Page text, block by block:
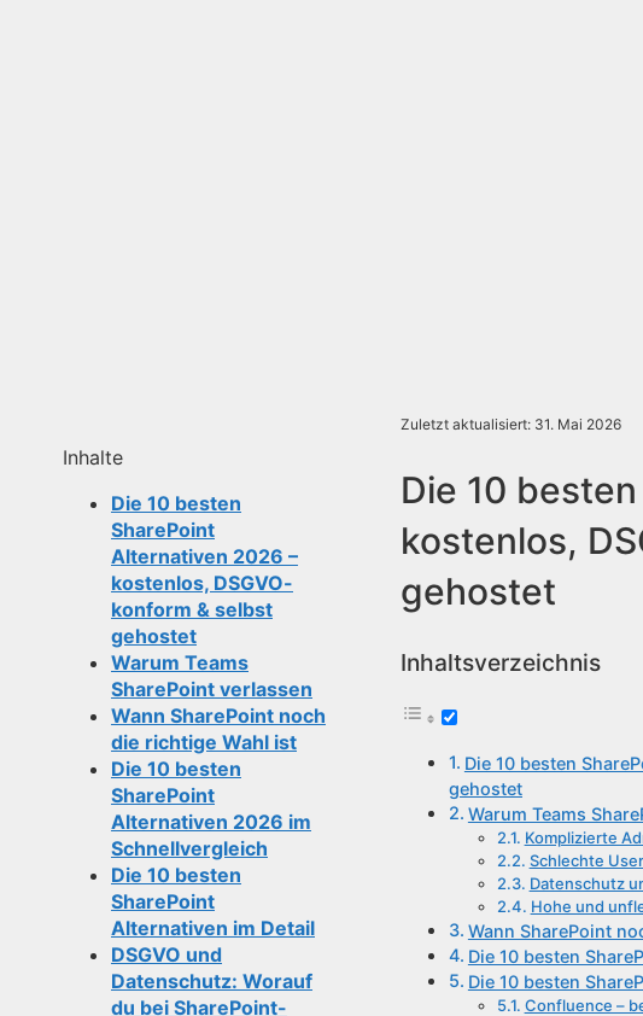
Inhalte
Die 10 besten
SharePoint
Alternativen 2026 –
kostenlos, DSGVO-
konform & selbst
gehostet
Warum Teams
SharePoint verlassen
Wann SharePoint noch
die richtige Wahl ist
Die 10 besten
SharePoint
Alternativen 2026 im
Schnellvergleich
Die 10 besten
SharePoint
Alternativen im Detail
DSGVO und
Datenschutz: Worauf
du bei SharePoint-
Zuletzt aktualisiert: 31. Mai 2026
Die 10
kostenlos,
gehostet
Inhaltsverzeichnis
Die 10 besten
gehostet
Warum Teams
Komplizierte
Schlechte
Datenschutz
Hohe und
Wann SharePoint
Die 10 besten
Die 10 besten
Confluence –